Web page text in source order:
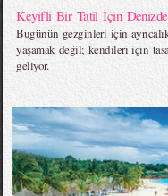
Keyifli Bir Tatil İçin Denizde
Bugünün gezginleri için
yaşamak değil; kendileri için
geliyor.